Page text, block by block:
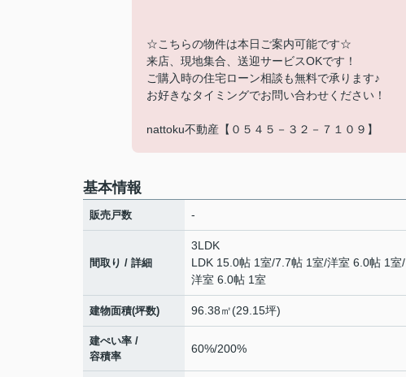
☆こちらの物件は本日ご案内可能です☆
来店、現地集合、送迎サービスOKです！
ご購入時の住宅ローン相談も無料で承ります♪
お好きなタイミングでお問い合わせください！
nattoku不動産【０５４５－３２－７１０９】
基本情報
販売戸数 -
間取り / 詳細
3LDK
LDK 15.0帖 1室/7.7帖 1室/洋室 6.0帖 1室/
洋室 6.0帖 1室
建物面積(坪数) 96.38㎡(29.15坪)
建ぺい率 /
容積率
60%/200%